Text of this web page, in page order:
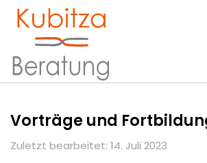
Zum Hauptinhalt springen
Vorträge und
Zuletzt bearbeitet: 14. Juli 2023